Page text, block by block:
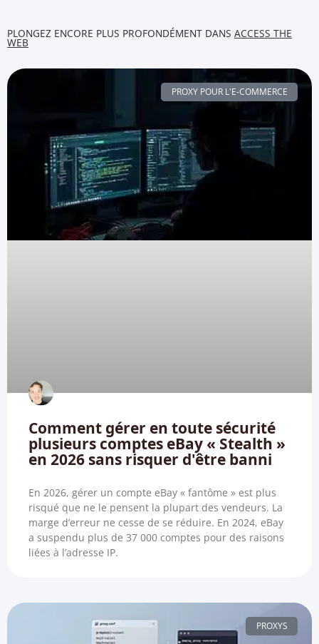
PLONGEZ ENCORE PLUS PROFONDÉMENT DANS ACCESS THE
WEB
PROXY POUR L'E-COMMERCE
Comment gérer en toute sécurité
plusieurs comptes eBay « Stealth »
en 2026 sans risquer d'être banni
En 2026, gérer un compte eBay « fantôme » est plus
risqué que ne le pensent la plupart des vendeurs. La
marge d’erreur ne cesse de se réduire. En 2024, eBay
a suspendu plus de 37 000 comptes pour des raisons
liées à l’adresse IP.
PROXYS